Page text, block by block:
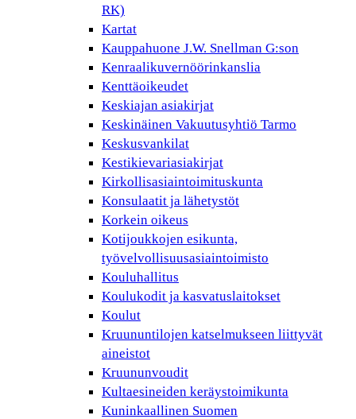
RK)
Kartat
Kauppahuone J.W. Snellman G:son
Kenraalikuvernöörinkanslia
Kenttäoikeudet
Keskiajan asiakirjat
Keskinäinen Vakuutusyhtiö Tarmo
Keskusvankilat
Kestikievariasiakirjat
Kirkollisasiaintoimituskunta
Konsulaatit ja lähetystöt
Korkein oikeus
Kotijoukkojen esikunta,
työvelvollisuusasiaintoimisto
Kouluhallitus
Koulukodit ja kasvatuslaitokset
Koulut
Kruununtilojen katselmukseen liittyvät
aineistot
Kruununvoudit
Kultaesineiden keräystoimikunta
Kuninkaallinen Suomen